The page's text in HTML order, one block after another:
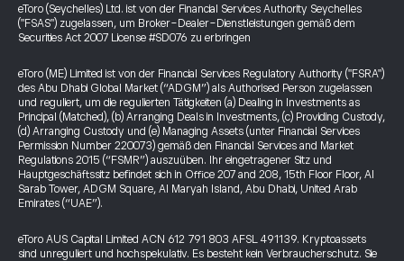
eToro (Seychelles) Ltd. ist von der Financial Services Authority Seychelles
("FSAS") zugelassen, um Broker-Dealer-Dienstleistungen gemäß dem
Securities Act 2007 License #SD076 zu erbringen
eToro (ME) Limited ist von der Financial Services Regulatory Authority ("FSRA")
des Abu Dhabi Global Market (“ADGM”) als Authorised Person zugelassen
und reguliert, um die regulierten Tätigkeiten (a) Dealing in Investments as
Principal (Matched), (b) Arranging Deals in Investments, (c) Providing Custody,
(d) Arranging Custody und (e) Managing Assets (unter Financial Services
Permission Number 220073) gemäß den Financial Services and Market
Regulations 2015 (“FSMR”) auszuüben. Ihr eingetragener Sitz und
Hauptgeschäftssitz befindet sich in Office 207 and 208, 15th Floor Floor, Al
Sarab Tower, ADGM Square, Al Maryah Island, Abu Dhabi, United Arab
Emirates (“UAE”).
eToro AUS Capital Limited ACN 612 791 803 AFSL 491139. Kryptoassets
sind unreguliert und hochspekulativ. Es besteht kein Verbraucherschutz. Sie